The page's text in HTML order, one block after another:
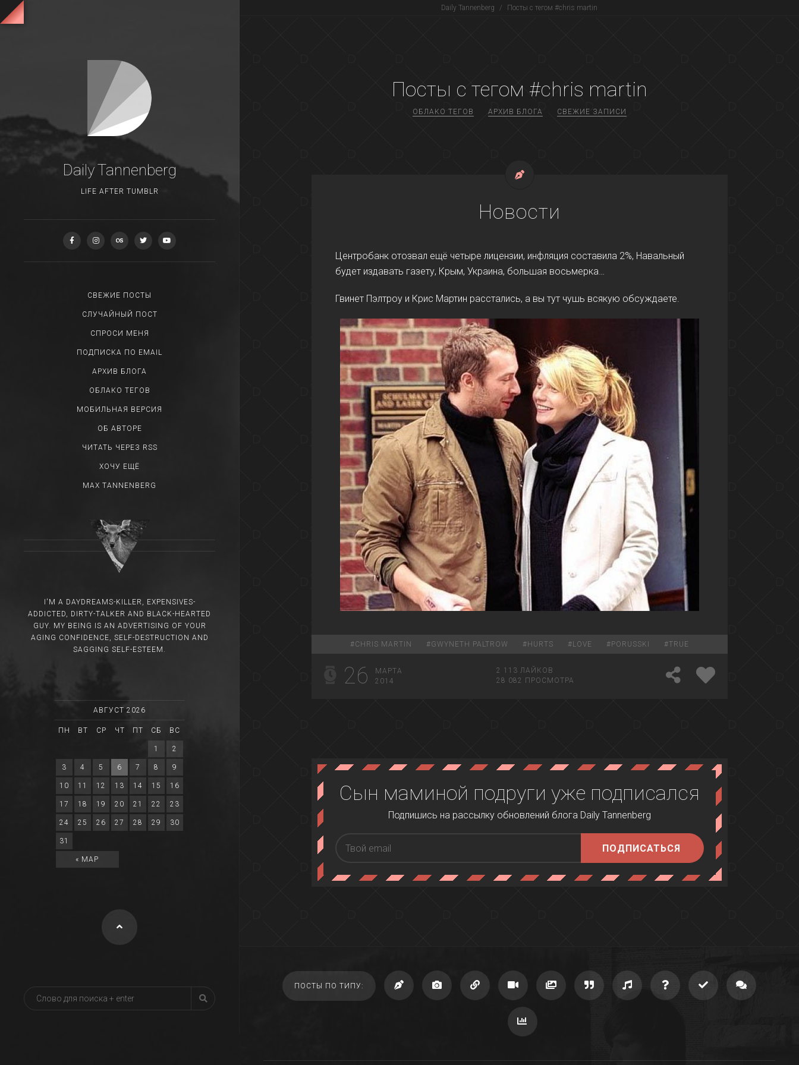
Daily Tannenberg
LIFE AFTER TUMBLR
СВЕЖИЕ ПОСТЫ
СЛУЧАЙНЫЙ ПОСТ
СПРОСИ МЕНЯ
ПОДПИСКА ПО EMAIL
АРХИВ БЛОГА
ОБЛАКО ТЕГОВ
МОБИЛЬНАЯ ВЕРСИЯ
ОБ АВТОРЕ
ЧИТАТЬ ЧЕРЕЗ RSS
ХОЧУ ЕЩЁ
MAX TANNENBERG
I'M A DAYDREAMS-KILLER, EXPENSIVES-
ADDICTED, DIRTY-TALKER AND BLACK-HEARTED
GUY. MY BEING IS AN ADVERTISING OF YOUR
AGING CONFIDENCE, SELF-DESTRUCTION AND
SAGGING SELF-ESTEEM.
АВГУСТ 2026
ПН ВТ СР ЧТ ПТ СБ ВС
1 2
3 4 5 6 7 8 9
10 11 12 13 14 15 16
17 18 19 20 21 22 23
24 25 26 27 28 29 30
31
« МАР
Daily Tannenberg / Посты с тегом #chris martin
Посты с тегом #chris martin
ОБЛАКО ТЕГОВ АРХИВ БЛОГА СВЕЖИЕ ЗАПИСИ
Новости
Центробанк отозвал ещё четыре лицензии, инфляция составила 2%, Навальный
будет издавать газету, Крым, Украина, большая восьмерка…
Гвинет Пэлтроу и Крис Мартин расстались, а вы тут чушь всякую обсуждаете.
#CHRIS MARTIN #GWYNETH PALTROW # HURTS # LOVE # PORUSSKI #TRUE
26
МАРТА
2014
2 113ЛАЙКОВ
28 082
ПРОСМОТРА
Сын маминой подруги уже подписался
Подпишись на рассылку обновлений блога Daily Tannenberg
ПОДПИСАТЬСЯ
ПОСТЫ ПО ТИПУ: